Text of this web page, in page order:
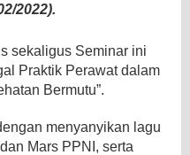
2022).
sekaligus Seminar ini
Praktik Perawat dalam
Bermutu”.
menyanyikan lagu
Mars PPNI, serta